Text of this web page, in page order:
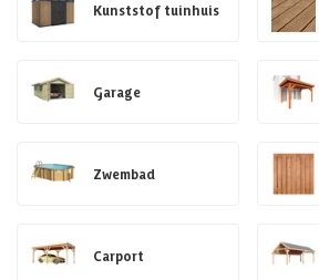
Kunststof tuinhuis
Garage
Zwembad
Carport